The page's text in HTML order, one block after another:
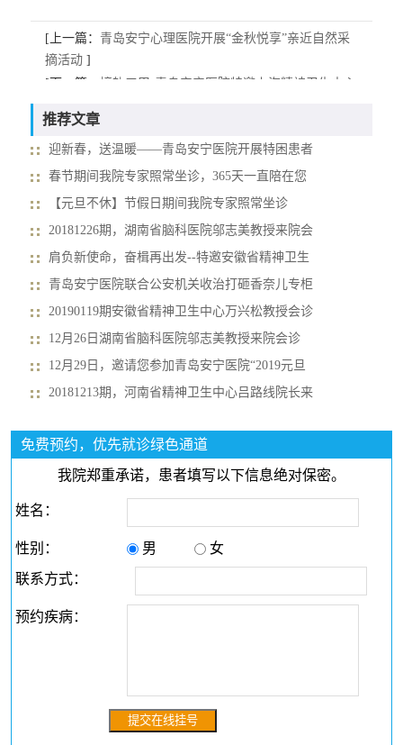
[上一篇： 青岛安宁心理医院开展“金秋悦享”亲近自然采
摘活动]
[下一篇：
接轨三甲-青岛安宁医院特邀上海精神卫生中心
推荐文章
迎新春，送温暖——青岛安宁医院开展特困患者
春节期间我院专家照常坐诊，365天一直陪在您
【元旦不休】节假日期间我院专家照常坐诊
20181226期，湖南省脑科医院邬志美教授来院会
肩负新使命，奋楫再出发--特邀安徽省精神卫生
青岛安宁医院联合公安机关收治打砸香奈儿专柜
20190119期安徽省精神卫生中心万兴松教授会诊
12月26日湖南省脑科医院邬志美教授来院会诊
12月29日，邀请您参加青岛安宁医院“2019元旦
20181213期，河南省精神卫生中心吕路线院长来
免费预约，优先就诊绿色通道
我院郑重承诺，患者填写以下信息绝对保密。
姓名：
性别： 男
女
联系方式：
预约疾病：